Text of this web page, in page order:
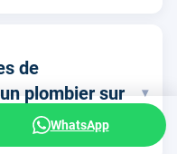
de
plombier sur
▾
WhatsApp